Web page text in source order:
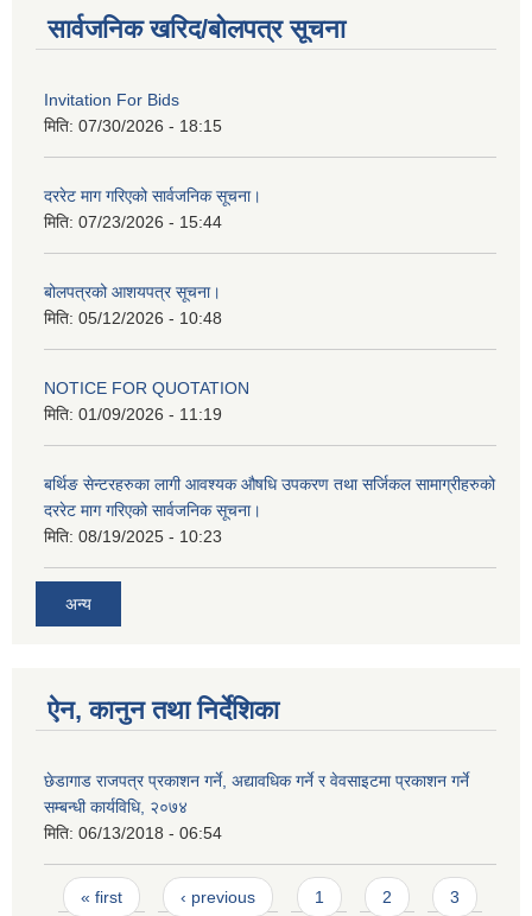
सार्वजनिक खरिद/बोलपत्र सूचना
Invitation For Bids
मिति: 07/30/2026 - 18:15
दररेट माग गरिएको सार्वजनिक सूचना।
मिति: 07/23/2026 - 15:44
बोलपत्रको आशयपत्र सूचना।
मिति: 05/12/2026 - 10:48
NOTICE FOR QUOTATION
मिति: 01/09/2026 - 11:19
बर्थिङ सेन्टरहरुका लागी आवश्यक औषधि उपकरण तथा सर्जिकल सामाग्रीहरुको
दररेट माग गरिएको सार्वजनिक सूचना।
मिति: 08/19/2025 - 10:23
अन्य
ऐन, कानुन तथा निर्देशिका
छेडागाड राजपत्र प्रकाशन गर्ने, अद्यावधिक गर्ने र वेवसाइटमा प्रकाशन गर्ने
सम्बन्धी कार्यविधि, २०७४
मिति: 06/13/2018 - 06:54
Pages
« first ‹ previous 1 2 3